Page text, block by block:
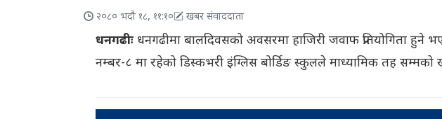
२०८० भदौ १८, ११:१० खबर संवाददाता
धनगढीःधनगढीमा बालदिवसको अवसरमा हाजिरी जवाफ प्रतियोगिता हुने
नम्बर-८ मा रहेको डिस्कभरी इंग्लिस बोर्डिङ स्कुलले माध्यामिक तह सम्मको